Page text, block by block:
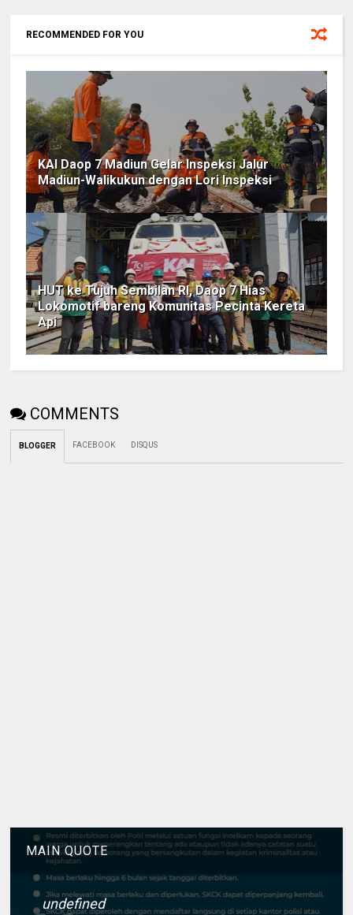
RECOMMENDED FOR YOU
KAI Daop 7 Madiun Gelar Inspeksi Jalur
Madiun-Walikukun dengan Lori Inspeksi
HUT ke Tujuh Sembilan RI, Daop 7 Hias
Lokomotif bareng Komunitas Pecinta Kereta
Api
COMMENTS
BLOGGER FACEBOOK DISQUS
MAIN QUOTE
undefined